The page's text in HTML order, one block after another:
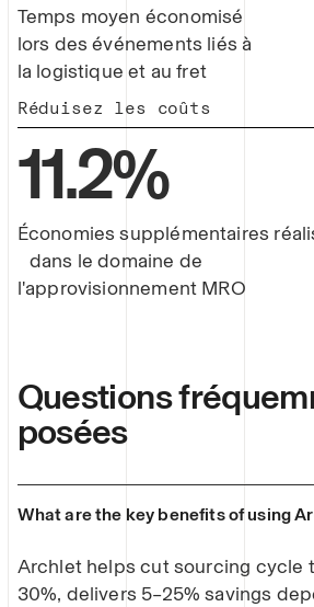
Temps moyen économisé
lors des événements liés à
la logistique et au fret
Réduisez les coûts
11.2%
Économies supplémentaires
dans le domaine de
l'approvisionnement MRO
Questions
posées
What are the key benefits of using
Archlet helps cut sourcing cycle
30%, delivers 5–25% savings